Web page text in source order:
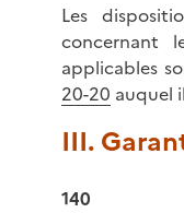
Les
concernant
applicables
20-20 auquel
III.
140